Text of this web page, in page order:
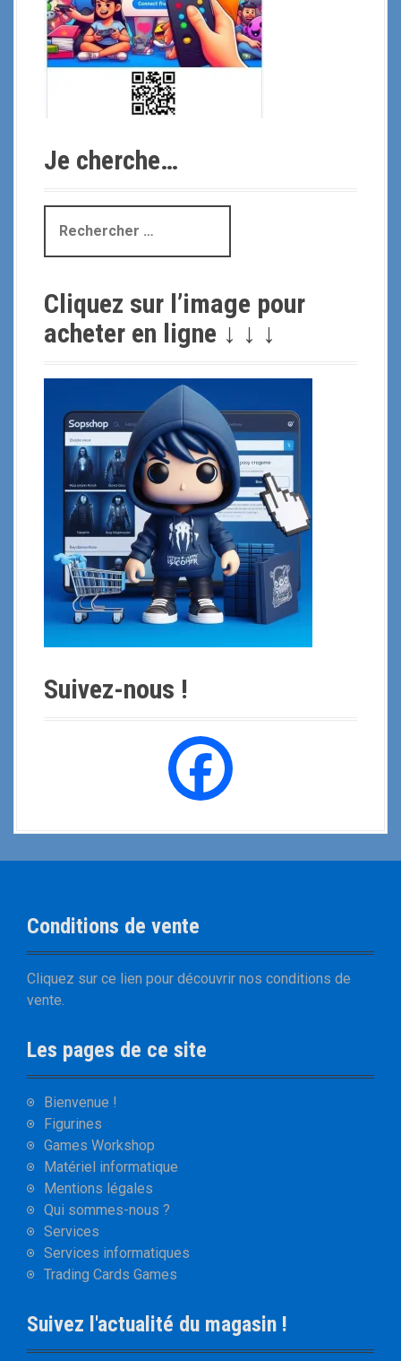
Je cherche…
c
e
c
Cliquez sur l’image pour
acheter en ligne ↓ ↓ ↓
Suivez-nous !
Conditions de vente
Cliquez sur ce lien pour découvrir nos conditions de
vente.
Les pages de ce site
Bienvenue !
Figurines
Games Workshop
Matériel informatique
Mentions légales
Qui sommes-nous ?
Services
Services informatiques
Trading Cards Games
Suivez l'actualité du magasin !